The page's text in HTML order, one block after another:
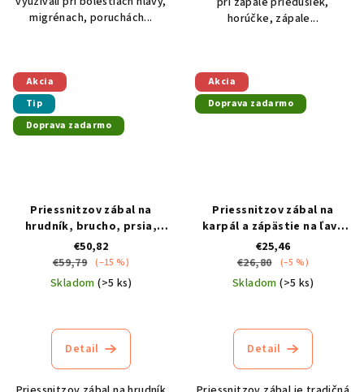
migrénach, poruchách...
horúčke, zápale...
Akcia
Tip
Doprava zadarmo
Priessnitzov zábal na
hrudník, brucho, prsia,
chrbát, bedrá pre
dospelých
€50,82
€59,79 (–15 %)
Skladom(>5 ks)
produktu
je
4,7
z
Detail
Akcia
Doprava zadarmo
Priessnitzov zábal na
karpál a zápästie na ľavú
ruku
€25,46
€26,80
(–5 %)
Skladom(>5 ks)
produktu
je
5,0
z
Detail